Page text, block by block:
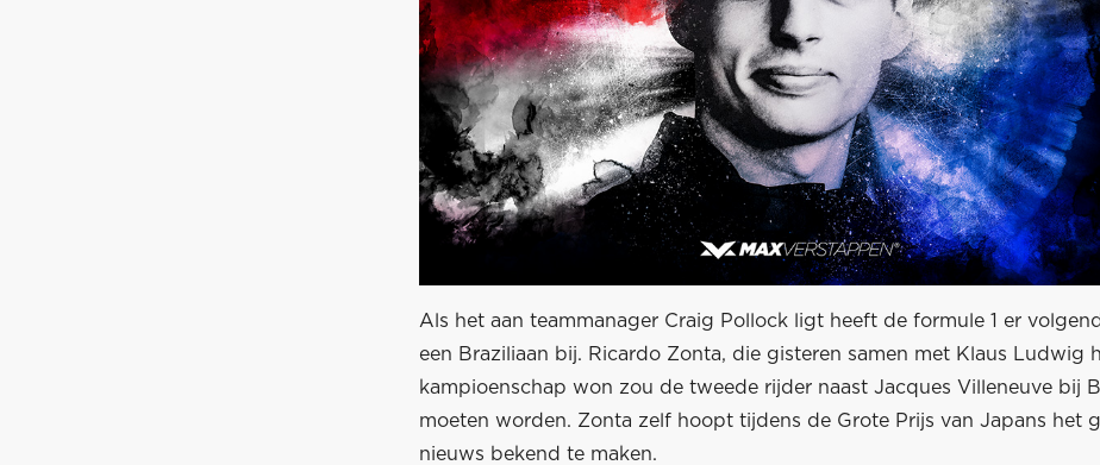
Als het aan teammanager Craig Pollock ligt heeft de formule 1 er
een Braziliaan bij. Ricardo Zonta, die gisteren samen met Klaus Ludwig
kampioenschap won zou de tweede rijder naast Jacques Villeneuve bij
moeten worden. Zonta zelf hoopt tijdens de Grote Prijs van Japans het
nieuws bekend te maken.